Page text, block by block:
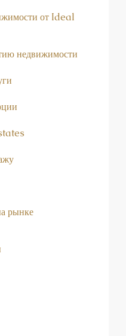
от Ideal
недвижимости
рынке